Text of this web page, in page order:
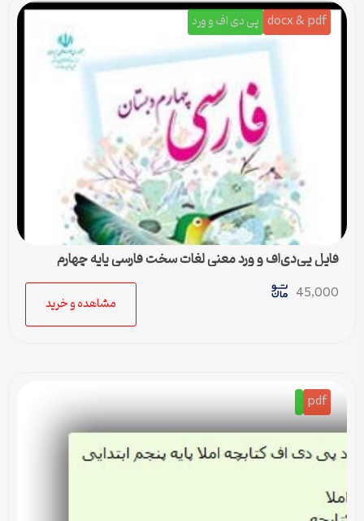
docx & pdf پی دی اف و ورد
فایل پی‌دی‌اف و ورد معنی لغات سخت فارسی پایه چهارم
45,000
مشاهده و خرید
pdf